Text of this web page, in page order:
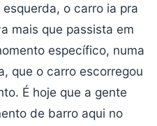
o carro ia pra
mais que passista em
específico, numa
que o carro escorregou
É hoje que a gente
de barro aqui no